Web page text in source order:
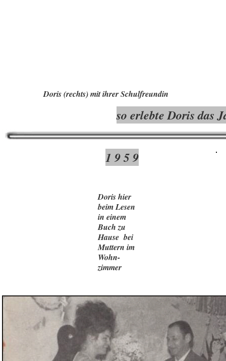
1 9 5 9
Doris (rechts) mit ihrer Schulfreundin
so erlebte Doris das
Doris hier
beim Lesen
in einem
Buch zu
Hause bei
Muttern im
Wohn-
zimmer